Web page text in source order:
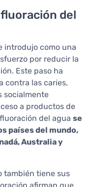
del
introdujo como una
por reducir la
Este paso ha
contra las caries,
socialmente
a productos de
del agua se
países del mundo,
Australia y
también tiene sus